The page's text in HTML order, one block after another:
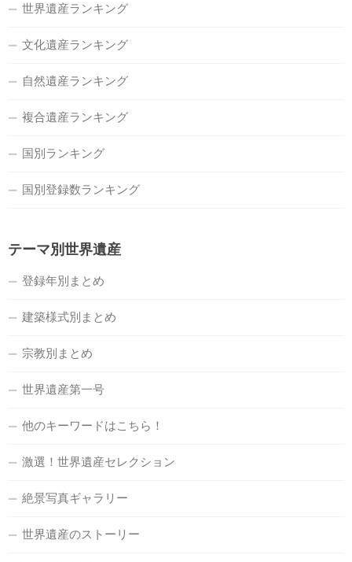
世界遺産ランキング
文化遺産ランキング
自然遺産ランキング
複合遺産ランキング
国別ランキング
国別登録数ランキング
テーマ別世界遺産
登録年別まとめ
建築様式別まとめ
宗教別まとめ
世界遺産第一号
他のキーワードはこちら！
激選！世界遺産セレクション
絶景写真ギャラリー
世界遺産のストーリー